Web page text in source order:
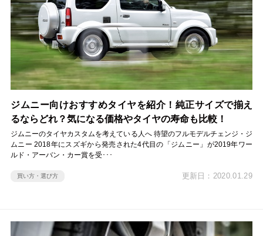
ジムニー向けおすすめタイヤを紹介！純正サイズで揃え
るならどれ？気になる価格やタイヤの寿命も比較！
ジムニーのタイヤカスタムを考えている人へ 待望のフルモデルチェンジ・ジ
ムニー 2018年にスズギから発売された4代目の「ジムニー」が2019年ワー
ルド・アーバン・カー賞を受･･･
買い方・選び方 更新日：2020.01.29